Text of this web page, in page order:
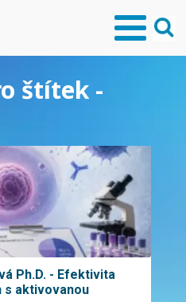
štítek -
Ph.D. - Efektivita
s aktivovanou